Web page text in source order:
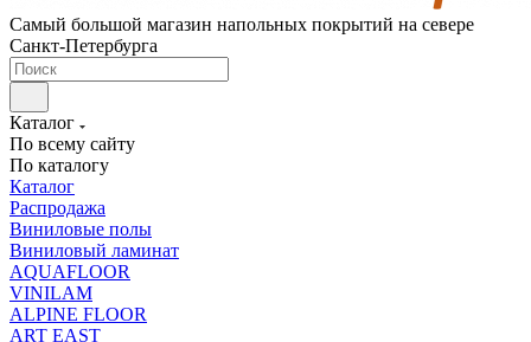
Самый большой магазин напольных покрытий на севере
Санкт-Петербурга
Каталог
По всему сайту
По каталогу
Каталог
Распродажа
Виниловые полы
Виниловый ламинат
AQUAFLOOR
VINILAM
ALPINE FLOOR
ART EAST